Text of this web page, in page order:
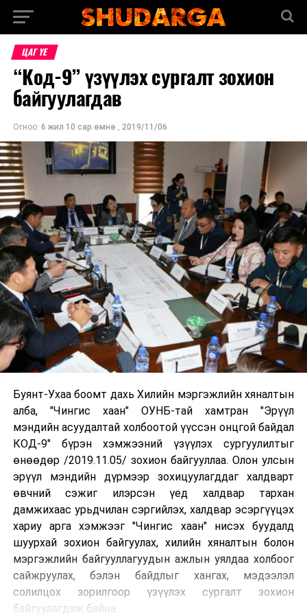
ЦАГ ҮЕ
“Код-9” үзүүлэх сургалт зохион
байгуулагдав
Огноо: 6 жил 10 сар.өмнө , 2019/11/06
Буянт-Ухаа боомт дахь Хилийн мэргэжлийн хяналтын
алба, "Чингис хаан" ОУНБ-тай хамтран "Эрүүл
мэндийн асуудалтай холбоотой үүссэн онцгой байдал
КОД-9" бүрэн хэмжээний үзүүлэх сургуулилтыг
өнөөдөр /2019.11.05/ зохион байгууллаа. Олон улсын
эрүүл мэндийн дүрмээр зохицуулагддаг халдварт
өвчний сэжиг илэрсэн үед халдвар тархан
дамжихаас урьдчилан сэргийлэх, халдвар эсэргүүцэх
хариу арга хэмжээг "Чингис хаан" нисэх буудалд
шуурхай зохион байгуулах, хилийн хяналтын болон
мэргэжлийн байгууллагуудын ажлын уялдаа холбоог
сайжруулах, бэлэн байдлыг хангах, мэдээлэл
солилцох зорилгоор үзүүлэх сургалт зохион
байгуулагдаж байна.